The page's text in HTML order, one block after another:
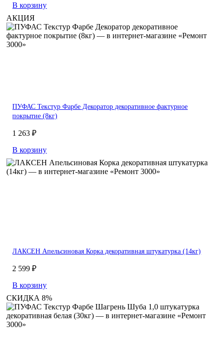
В корзину
АКЦИЯ
ПУФАС Текстур Фарбе Декоратор декоративное фактурное
покрытие (8кг)
1 263 ₽
В корзину
ЛАКСЕН Апельсиновая Корка декоративная штукатурка (14кг)
2 599 ₽
В корзину
СКИДКА 8%